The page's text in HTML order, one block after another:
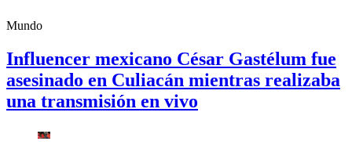
Mundo
Influencer mexicano César Gastélum fue
asesinado en Culiacán mientras realizaba
una transmisión en vivo